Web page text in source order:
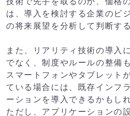
は、導入を検討する企業のビ
の将来展望を分析して判断す
また、リアリティ技術の導入
でなく、制度やルールの整備
スマートフォンやタブレット
ている場合には、既存インフ
ーションを導入できるかもし
ただし、アプリケーションの